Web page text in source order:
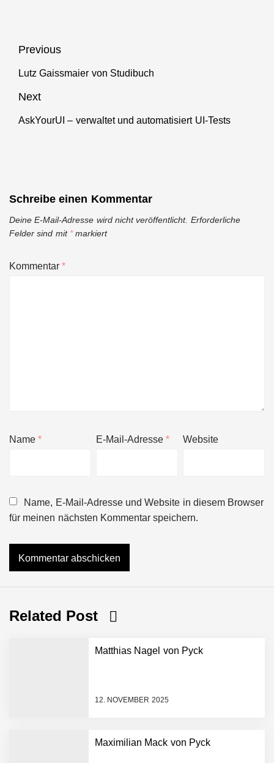
Beitragsnavigation
Previous
Previous
Lutz Gaissmaier von Studibuch
Next
Next
AskYourUI – verwaltet und automatisiert UI-Tests
Schreibe einen Kommentar
Deine E-Mail-Adresse wird nicht veröffentlicht. Erforderliche
Felder sind mit *markiert
Kommentar*
Name* E-Mail-Adresse* Website
Name, E-Mail-Adresse und Website in diesem Browser
für meinen nächsten Kommentar speichern.
Related Post
Matthias Nagel von Pyck
12. NOVEMBER 2025
Maximilian Mack von Pyck